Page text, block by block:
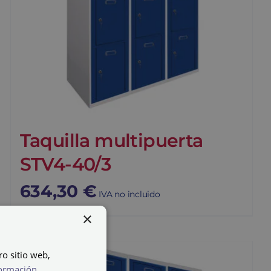
Taquilla multipuerta
STV4-40/3
634,30 € IVA no incluido
×
sitio web,